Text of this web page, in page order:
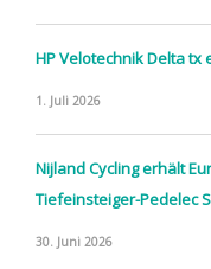
HP Velotechnik Delta tx
1. Juli 2026
Nijland Cycling erhält
Tiefeinsteiger-Pedelec
30. Juni 2026